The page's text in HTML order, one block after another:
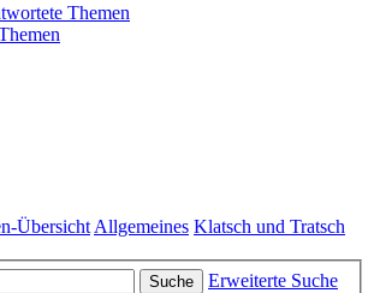
Themen
ÜbersichtAllgemeines Klatsch und Tratsch
Suche
Erweiterte Suche